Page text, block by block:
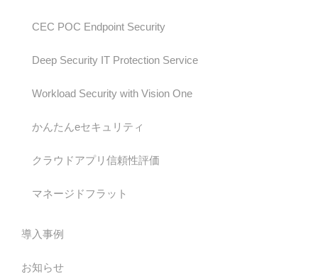
CEC POC Endpoint Security
Deep Security IT Protection Service
Workload Security with Vision One
かんたんeセキュリティ
クラウドアプリ信頼性評価
マネージドフラット
導入事例
お知らせ